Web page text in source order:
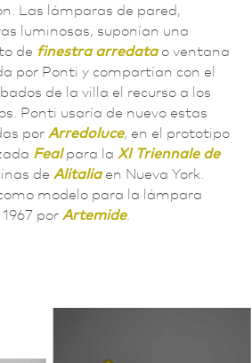
Las lámparas de pared,
luminosas, suponían una
de finestra arredatao ventana
por Ponti y compartían con el
de la villa el recurso a los
Ponti usaría de nuevo estas
por Arredoluce, en el prototipo
Fealpara la XI Triennale de
de Alitalia en Nueva York.
modelo para la lámpara
por Artemide.